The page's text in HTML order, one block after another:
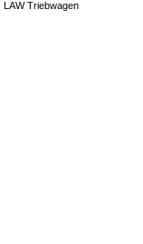
LAW Triebwagen